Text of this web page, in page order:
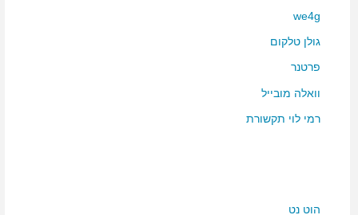
we4g
גולן טלקום
פרטנר
וואלה מובייל
רמי לוי תקשורת
הוט נט